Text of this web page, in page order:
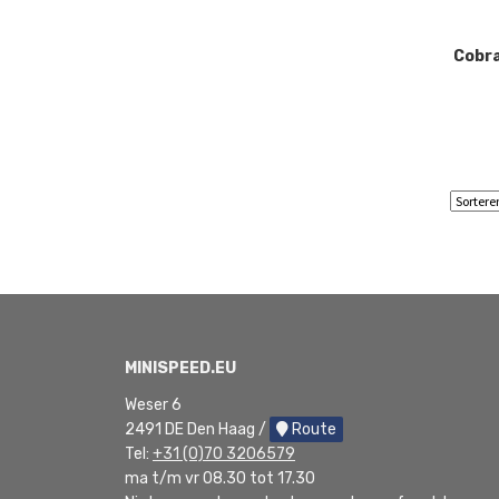
MINISPEED.EU
Weser 6
2491 DE Den Haag /
Route
Tel: +31 (0)70 3206579
ma t/m vr 08.30 tot 17.30